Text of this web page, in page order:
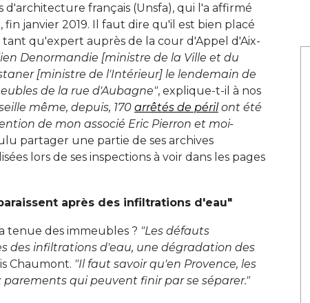
d'architecture français (Unsfa), qui l'a affirmé
fin janvier 2019. Il faut dire qu'il est bien placé
qu'expert auprès de la cour d'Appel d'Aix-
Denormandie [ministre de la Ville et du
[ministre de l'Intérieur] le lendemain de
de la rue d'Aubagne", explique-t-il à nos
même, depuis, 170 arrêtés de péril ont été
de mon associé Eric Pierron et moi-
partager une partie de ses archives
lors de ses inspections à voir dans les pages
après des infiltrations d'eau"
tenue des immeubles ? "Les défauts
des infiltrations d'eau, une dégradation des
Chaumont. "Il faut savoir qu'en Provence, les
qui peuvent finir par se séparer."